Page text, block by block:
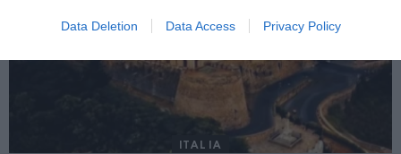
Data Deletion Data Access Privacy Policy
ITALIA